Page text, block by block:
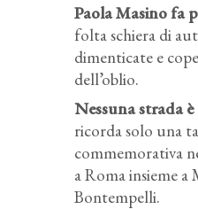
Paola Masino fa
folta schiera di
dimenticate e
dell’oblio.
Nessuna strada
ricorda solo una
commemorativa
a Roma insieme a
Bontempelli.